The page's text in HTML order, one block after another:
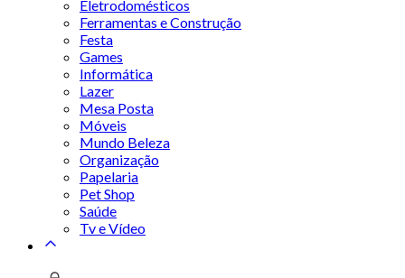
Eletrodomésticos
Ferramentas e Construção
Festa
Games
Informática
Lazer
Mesa Posta
Móveis
Mundo Beleza
Organização
Papelaria
Pet Shop
Saúde
Tv e Vídeo